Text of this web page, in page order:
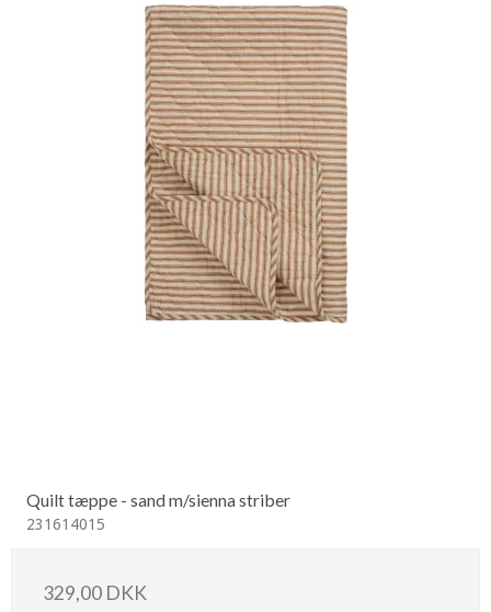
Quilt tæppe - sand m/sienna striber
231614015
329,00 DKK